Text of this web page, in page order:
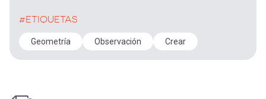
#ETIQUETAS
Geometría Observación Crear